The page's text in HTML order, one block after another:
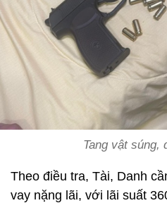
Tang vật súng,
Theo điều tra, Tài, Danh
vay nặng lãi, với lãi suất